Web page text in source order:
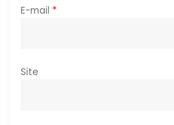
E-mail *
Site